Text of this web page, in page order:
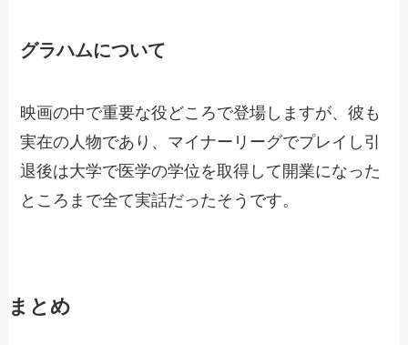
グラハムについて
映画の中で重要な役どころで登場しますが、彼も
実在の人物であり、マイナーリーグでプレイし引
退後は大学で医学の学位を取得して開業になった
ところまで全て実話だったそうです。
まとめ